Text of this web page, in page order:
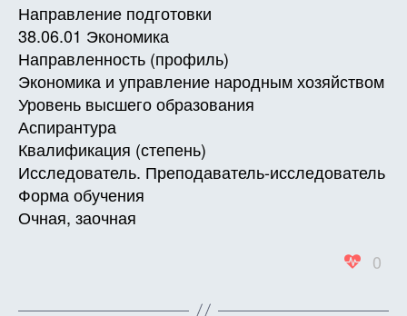
Направление подготовки
38.06.01 Экономика
Направленность (профиль)
Экономика и управление народным хозяйством
Уровень высшего образования
Аспирантура
Квалификация (степень)
Исследователь. Преподаватель-исследователь
Форма обучения
Очная, заочная
0